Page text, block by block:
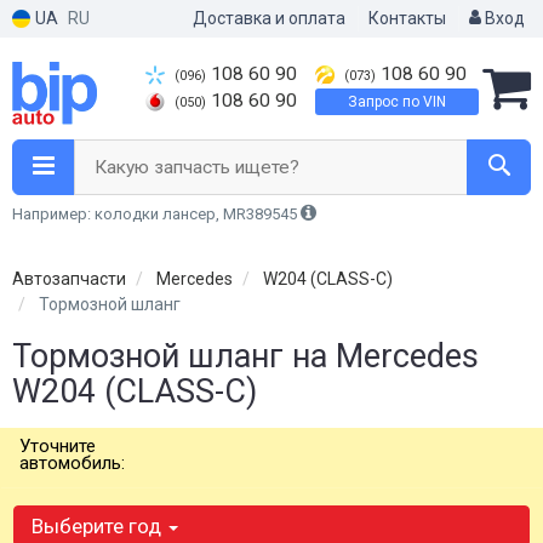
UA RU Доставка и оплата Контакты Вход
(096) 108 60 90
(050) 108 60 90
(073) 108 60 90
Запрос по VIN
Какую запчасть ищете?
Например: колодки лансер, MR389545
Автозапчасти Mercedes
W204 (CLASS-C)
Тормозной шланг
Тормозной шланг на Mercedes
W204 (CLASS-C)
Уточните
автомобиль:
Выберите год